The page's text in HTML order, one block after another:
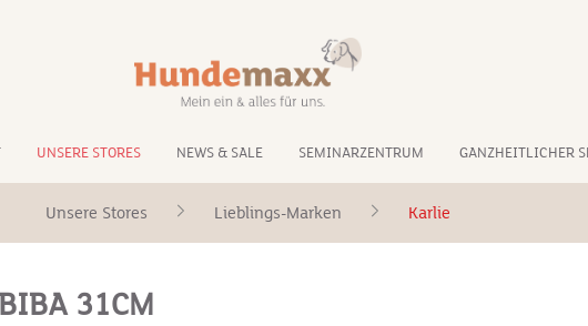
UNSERE STORES NEWS & SALE SEMINARZENTRUM GANZHEITLICHER
Unsere Stores Lieblings-Marken Karlie
BIBA 31CM